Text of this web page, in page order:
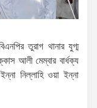
তুরাগ থানার যুগ্ম
আলী মেম্বার বার্ধক্য
নিল্লাহি ওয়া ইন্না